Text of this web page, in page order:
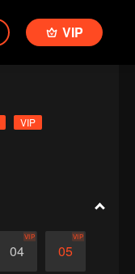
VIP
VIP
04
VIP
05
VIP